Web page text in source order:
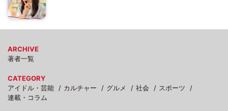
ARCHIVE
著者一覧
CATEGORY
アイドル・芸能
カルチャー グルメ 社会
スポーツ
連載・コラム